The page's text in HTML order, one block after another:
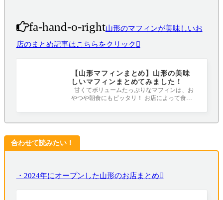
fa-hand-o-right山形のマフィンが美味しいお
店のまとめ記事はこちらをクリック
【山形マフィンまとめ】山形の美味
しいマフィンまとめてみました！
甘くてボリュームたっぷりなマフィンは、お
やつや朝食にもピッタリ！ お店によって食感
合わせて読みたい！
・2024年にオープンした山形のお店まとめ